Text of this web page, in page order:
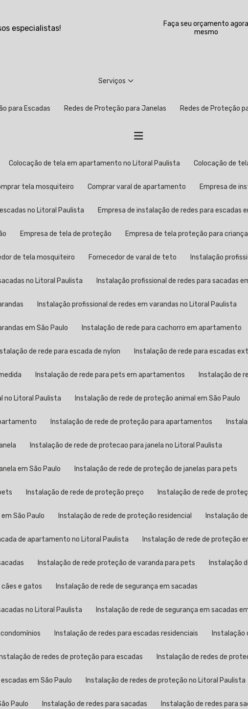
especialistas!
Faça seu orçamento agora
mesmo
Serviços
para Escadas Redes de Proteção para Janelas Redes de Proteção
Colocação de tela em apartamento no Litoral Paulista Colocação de
tela mosquiteiro Comprar varal de apartamento Empresa de
no Litoral Paulista Empresa de instalação de redes para escadas
Empresa de tela de proteção Empresa de tela proteção para criança
de tela mosquiteiro Fornecedor de varal de teto Instalação
no Litoral Paulista Instalação profissional de redes para sacadas
Instalação profissional de redes em varandas no Litoral Paulista
em São Paulo Instalação de rede para cachorro em apartamento
de rede para escada de nylon Instalação de rede para escadas
Instalação de rede para pets em apartamentos Instalação de
no Litoral Paulista Instalação de rede de proteção animal em São Paulo
Instalação de rede de proteção para apartamentos
Instalação de rede de protecao para janela no Litoral Paulista
em São Paulo Instalação de rede de proteção de janelas para pets
Instalação de rede de proteção preço Instalação de rede de
São Paulo Instalação de rede de proteção residencial Instalação
de apartamento no Litoral Paulista Instalação de rede de proteção
Instalação de rede proteção de varanda para pets Instalação
cães e gatos Instalação de rede de segurança em sacadas
no Litoral Paulista Instalação de rede de segurança em sacadas
Instalação de redes para escadas residenciais Instalação
de redes de proteção para escadas Instalação de redes de
em São Paulo Instalação de redes de proteção no Litoral Paulista
Paulo Instalação de redes para sacadas Instalação de redes para